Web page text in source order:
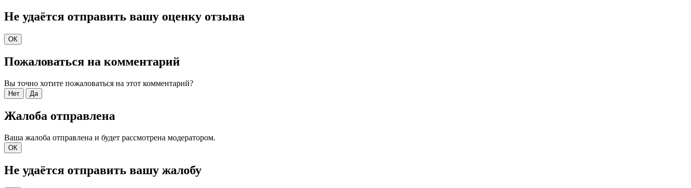
Не удаётся отправить вашу оценку отзыва
ОК
Пожаловаться на комментарий
Вы точно хотите пожаловаться на этот комментарий?
Нет Да
Жалоба отправлена
Ваша жалоба отправлена и будет рассмотрена модератором.
ОК
Не удаётся отправить вашу жалобу